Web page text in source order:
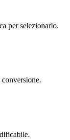
per selezionarlo.